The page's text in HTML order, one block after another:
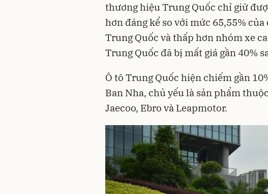
thương hiệu Trung Quốc chỉ giữ
hơn đáng kể so với mức 65,55%
Trung Quốc và thấp hơn nhóm xe
Trung Quốc đã bị mất giá gần 40%
Ô tô Trung Quốc hiện chiếm gần
Ban Nha, chủ yếu là sản phẩm
Jaecoo, Ebro và Leapmotor.